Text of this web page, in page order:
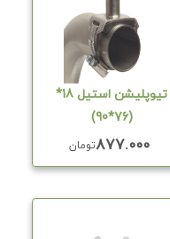
تیوپلیشن استیل 18*
(76*90)
تومان